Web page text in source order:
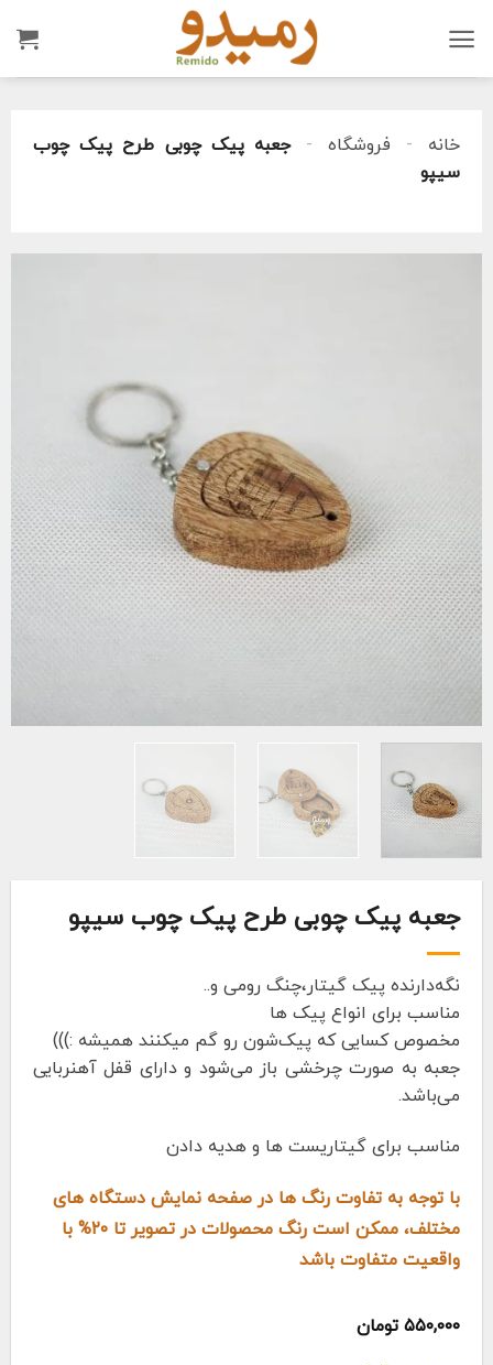
خانه - فروشگاه -
جعبه پیک چوبی طرح پیک چوب
سیپو
جعبه پیک چوبی طرح پیک چوب سیپو
نگه‌دارنده پیک گیتار،چنگ رومی و..
مناسب برای انواع پیک ها
مخصوص کسایی که پیک‌شون رو گم میکنند همیشه :)))
جعبه به صورت چرخشی باز می‌شود و دارای قفل آهنربایی
می‌باشد.
مناسب برای گیتاریست ها و هدیه دادن
با توجه به تفاوت رنگ ها در صفحه نمایش دستگاه های
مختلف، ممکن است رنگ محصولات در تصویر تا ۲۰% با
واقعیت متفاوت باشد
۵۵۰,۰۰۰ تومان